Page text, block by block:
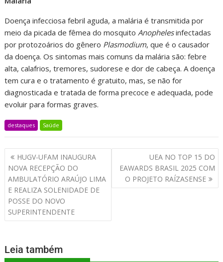
Doença infecciosa febril aguda, a malária é transmitida por
meio da picada de fêmea do mosquito Anophelesinfectadas
por protozoários do gênero Plasmodium, que é o causador
da doença. Os sintomas mais comuns da malária são: febre
alta, calafrios, tremores, sudorese e dor de cabeça. A doença
tem cura e o tratamento é gratuito, mas, se não for
diagnosticada e tratada de forma precoce e adequada, pode
evoluir para formas graves.
destaques Saúde
HUGV-UFAM INAUGURA
NOVA RECEPÇÃO DO
AMBULATÓRIO ARAÚJO LIMA
E REALIZA SOLENIDADE DE
POSSE DO NOVO
SUPERINTENDENTE
UEA NO TOP 15 DO
EAWARDS BRASIL 2025 COM
O PROJETO RAÍZASENSE
Leia também